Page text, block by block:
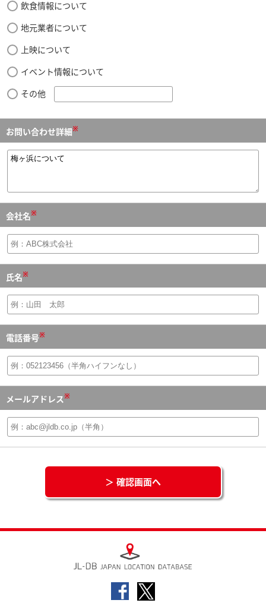
飲食情報について
地元業者について
上映について
イベント情報について
その他
お問い合わせ詳細※
会社名※
氏名※
電話番号※
メールアドレス※
＞ 確認画面へ